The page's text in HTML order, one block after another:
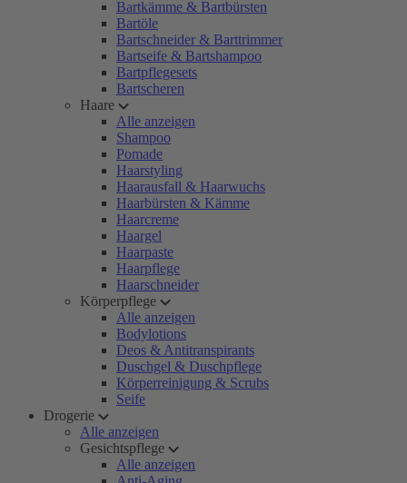
Bartkämme & Bartbürsten
Bartöle
Bartschneider & Barttrimmer
Bartseife & Bartshampoo
Bartpflegesets
Bartscheren
Haare
Alle anzeigen
Shampoo
Pomade
Haarstyling
Haarausfall & Haarwuchs
Haarbürsten & Kämme
Haarcreme
Haargel
Haarpaste
Haarpflege
Haarschneider
Körperpflege
Alle anzeigen
Bodylotions
Deos & Antitranspirants
Duschgel & Duschpflege
Körperreinigung & Scrubs
Seife
Drogerie
Alle anzeigen
Gesichtspflege
Alle anzeigen